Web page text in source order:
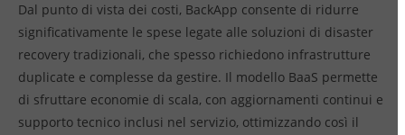
Dal punto di vista dei costi, BackApp consente di ridurre
significativamente le spese legate alle soluzioni di disaster
recovery tradizionali, che spesso richiedono infrastrutture
duplicate e complesse da gestire. Il modello BaaS permette
di sfruttare economie di scala, con aggiornamenti continui e
supporto tecnico inclusi nel servizio, ottimizzando così il